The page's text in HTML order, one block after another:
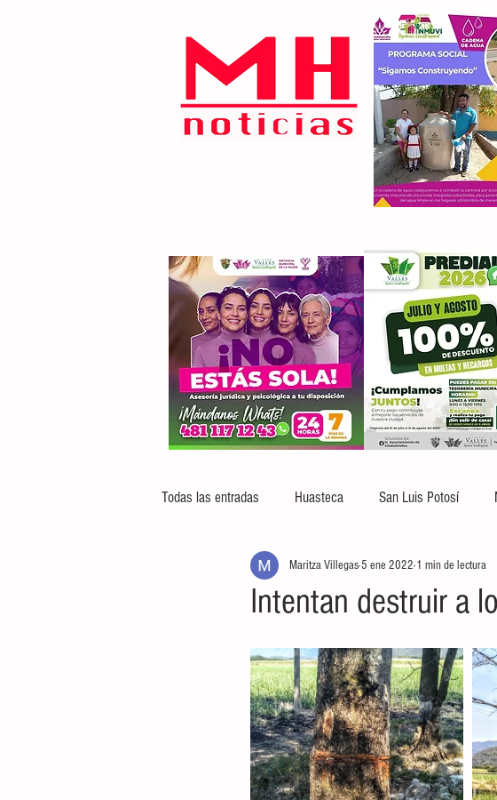
Todas las entradas Huasteca San Luis Potosí
Intentan destruir a
Maritza Villegas5 ene 2022 1 min de lectura